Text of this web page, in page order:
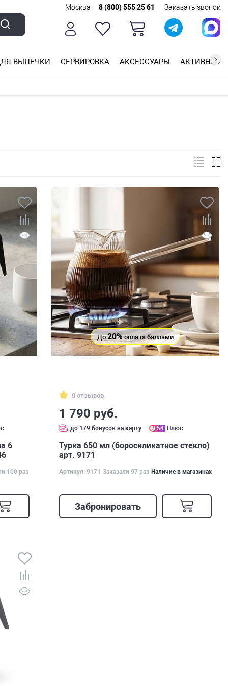
Москва 8 (800) 555 25 61 Заказать звонок
ВЫПЕЧКИ СЕРВИРОВКА АКСЕССУАРЫ АКТИВНЫЙ
6
100 раз
До20%оплата баллами
0 отзывов
1 790 руб.
до 179 бонусов на карту 54 Плюс
Турка 650 мл (боросиликатное стекло)
арт. 9171
Артикул: 9171 Заказали 97 раз Наличие в магазинах
Забронировать